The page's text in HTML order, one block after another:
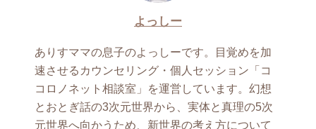
よっしー
ありすママの息子のよっしーです。目覚めを加
速させるカウンセリング・個人セッション「コ
コロノネット相談室」を運営しています。幻想
とおとぎ話の3次元世界から、実体と真理の5次
元世界へ向かうため、新世界の考え方について